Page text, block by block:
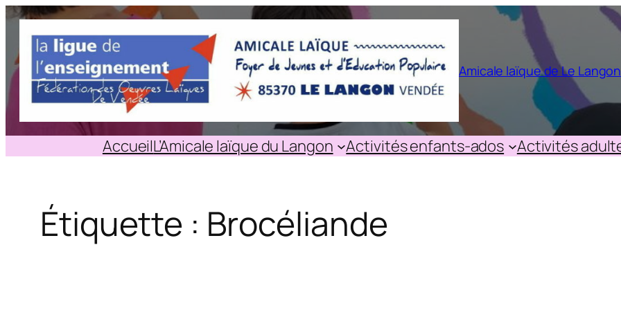
Aller
contenu
Amicale laïque de Le Langon
AccueilL’Amicale laïque du Langon Activités enfants-ados Activités
Étiquette : Brocéliande